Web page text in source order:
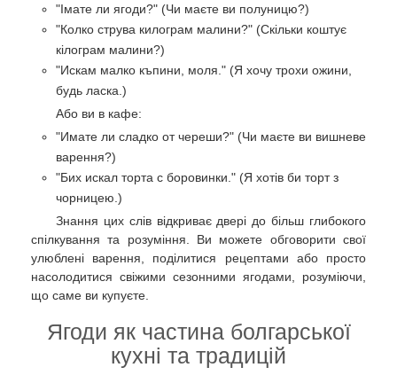
"Імате ли ягоди?" (Чи маєте ви полуницю?)
"Колко струва килограм малини?" (Скільки коштує
кілограм малини?)
"Искам малко къпини, моля." (Я хочу трохи ожини,
будь ласка.)
Або ви в кафе:
"Имате ли сладко от череши?" (Чи маєте ви вишневе
варення?)
"Бих искал торта с боровинки." (Я хотів би торт з
чорницею.)
Знання цих слів відкриває двері до більш глибокого
спілкування та розуміння. Ви можете обговорити свої
улюблені варення, поділитися рецептами або просто
насолодитися свіжими сезонними ягодами, розуміючи,
що саме ви купуєте.
Ягоди як частина болгарської
кухні та традицій